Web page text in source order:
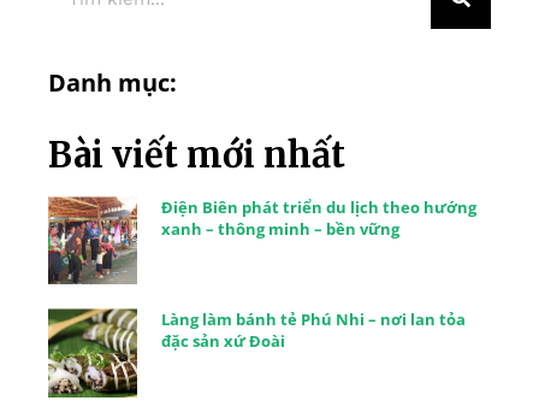
Danh mục:
Bài viết mới nhất
Điện Biên phát triển du lịch theo hướng
xanh – thông minh – bền vững
Làng làm bánh tẻ Phú Nhi – nơi lan tỏa
đặc sản xứ Đoài